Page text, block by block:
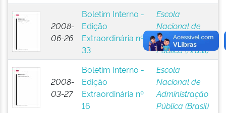
2008-
06-26
Boletim Interno -
Edição
Extraordinária nº
33
Escola
Nacional de
Administração
Pública (Brasil)
2008-
03-27
Boletim Interno -
Edição
Extraordinária nº
16
Escola
Nacional de
Administração
Pública (Brasil)